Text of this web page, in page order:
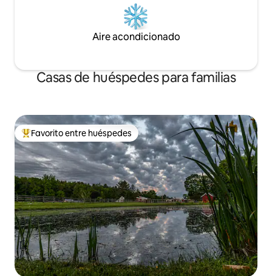
Aire acondicionado
Casas de huéspedes para familias
De los mejores en Favorito entre huéspedes
Favorito entre huéspedes